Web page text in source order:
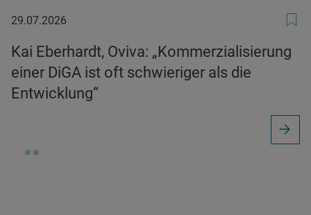
29.07.2026
29.07.2026
Kai Eberhardt, Oviva: „Kommerzialisierung
einer DiGA ist oft schwieriger als die
Entwicklung“